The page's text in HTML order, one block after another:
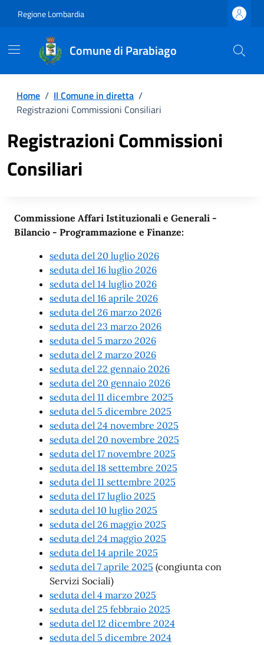
Regione Lombardia
Comune di Parabiago
Home / Il Comune in diretta /
Registrazioni Commissioni Consiliari
Registrazioni Commissioni
Consiliari
Commissione Affari Istituzionali e Generali -
Bilancio - Programmazione e Finanze:
seduta del 20 luglio 2026
seduta del 16 luglio 2026
seduta del 14 luglio 2026
seduta del 16 aprile 2026
seduta del 26 marzo 2026
seduta del 23 marzo 2026
seduta del 5 marzo 2026
seduta del 2 marzo 2026
seduta del 22 gennaio 2026
seduta del 20 gennaio 2026
seduta del 11 dicembre 2025
seduta del 5 dicembre 2025
seduta del 24 novembre 2025
seduta del 20 novembre 2025
seduta del 17 novembre 2025
seduta del 18 settembre 2025
seduta del 11 settembre 2025
seduta del 17 luglio 2025
seduta del 10 luglio 2025
seduta del 26 maggio 2025
seduta del 24 maggio 2025
seduta del 14 aprile 2025
seduta del 7 aprile 2025 (congiunta con
Servizi Sociali)
seduta del 4 marzo 2025
seduta del 25 febbraio 2025
seduta del 12 dicembre 2024
seduta del 5 dicembre 2024